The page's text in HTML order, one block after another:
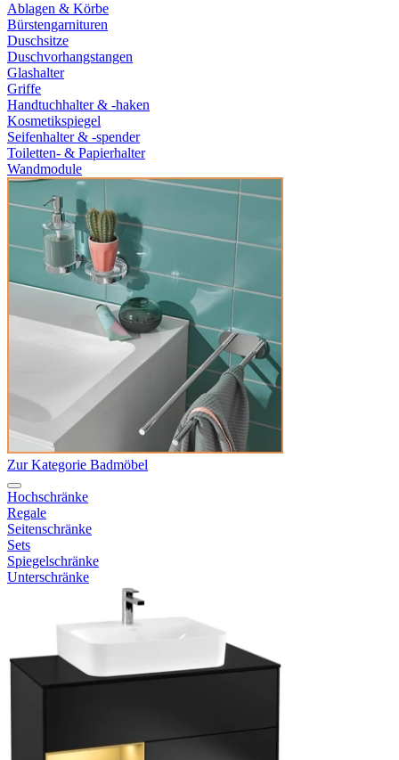
Ablagen & Körbe
Bürstengarnituren
Duschsitze
Duschvorhangstangen
Glashalter
Griffe
Handtuchhalter & -haken
Kosmetikspiegel
Seifenhalter & -spender
Toiletten- & Papierhalter
Wandmodule
Zur Kategorie Badmöbel
Hochschränke
Regale
Seitenschränke
Sets
Spiegelschränke
Unterschränke